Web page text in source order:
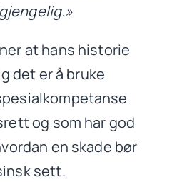
at hans historie
det er å bruke
og som har god
en skade bør
sett.